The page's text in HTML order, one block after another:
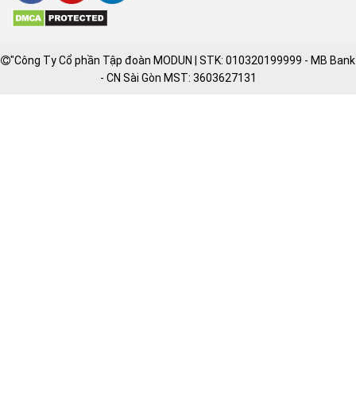
"Công Ty Cổ phần Tập đoàn MODUN | STK: 010320199999 - MB Bank
- CN Sài Gòn MST: 3603627131